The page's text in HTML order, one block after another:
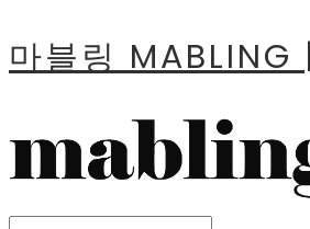
마블링 MABLING